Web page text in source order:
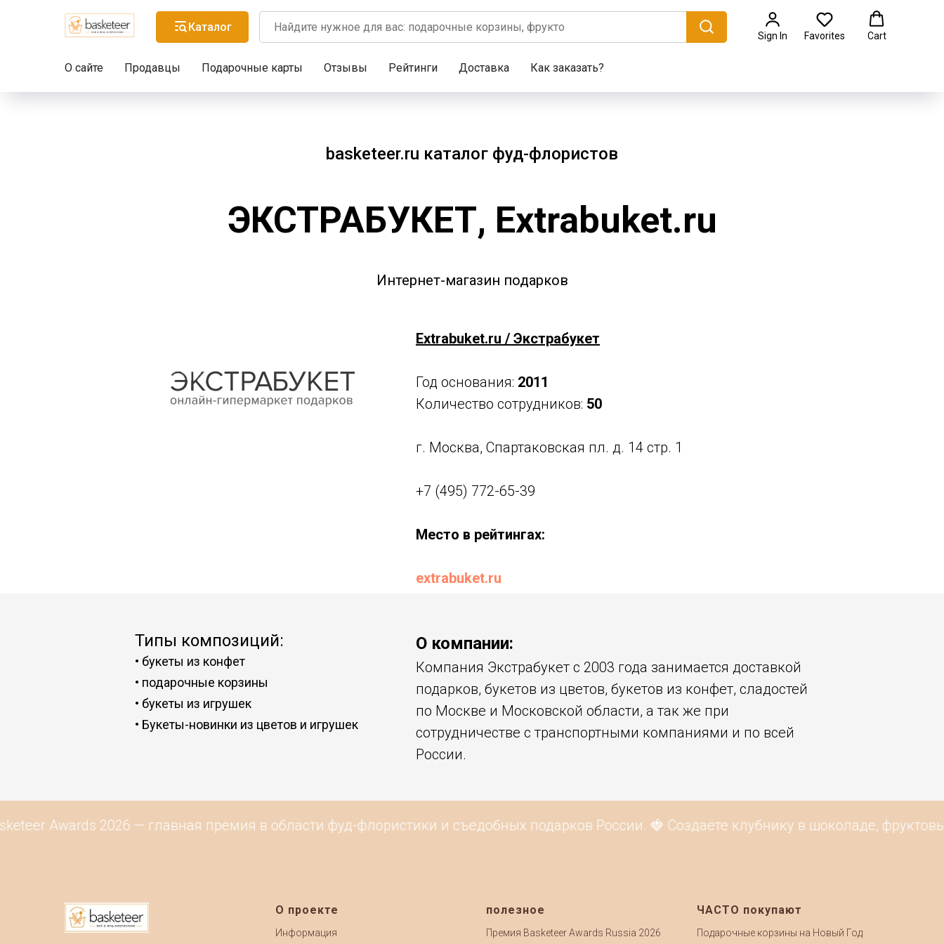
Каталог
Sign In Favorites Cart
О сайте Продавцы Подарочные карты Отзывы Рейтинги Доставка Как заказать?
basketeer.ru каталог фуд-флористов
ЭКСТРАБУКЕТ, Extrabuket.ru
Интернет-магазин подарков
Extrabuket.ru / Экстрабукет
Год основания: 2011
Количество сотрудников: 50
г. Москва, Спартаковская пл. д. 14 стр. 1
+7 (495) 772-65-39
Место в рейтингах:
extrabuket.ru
Типы композиций:
• букеты из конфет
• подарочные корзины
• букеты из игрушек
• Букеты-новинки из цветов и игрушек
О компании:
Компания Экстрабукет с 2003 года занимается доставкой
подарков, букетов из цветов, букетов из конфет, сладостей
по Москве и Московской области, а так же при
сотрудничестве с транспортными компаниями и по всей
России.
Awards 2026 — главная премия в области фуд-флористики и съедобных подарков России. 🍓 Создаёте клубнику в шоколаде,
О проекте
Информация
полезное
Премия Basketeer Awards Russia 2026
ЧАСТО покупают
Подарочные корзины на Новый Год